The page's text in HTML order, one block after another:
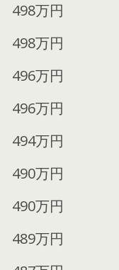
498万円
498万円
496万円
496万円
494万円
490万円
490万円
489万円